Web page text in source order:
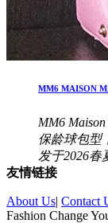
MM6 MAISON
MM6
保龄球包型
发于2026春
友情链接
About Us| Contact
Fashion Change